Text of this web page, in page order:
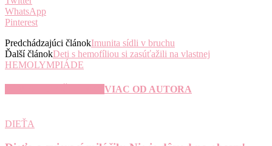
WhatsApp
Pinterest
Predchádzajúci článokImunita sídli v bruchu
Ďalší článokDeti s hemofíliou si zasúťažili na vlastnej
HEMOLYMPIÁDE
VIAC OD AUTORA
DIEŤA